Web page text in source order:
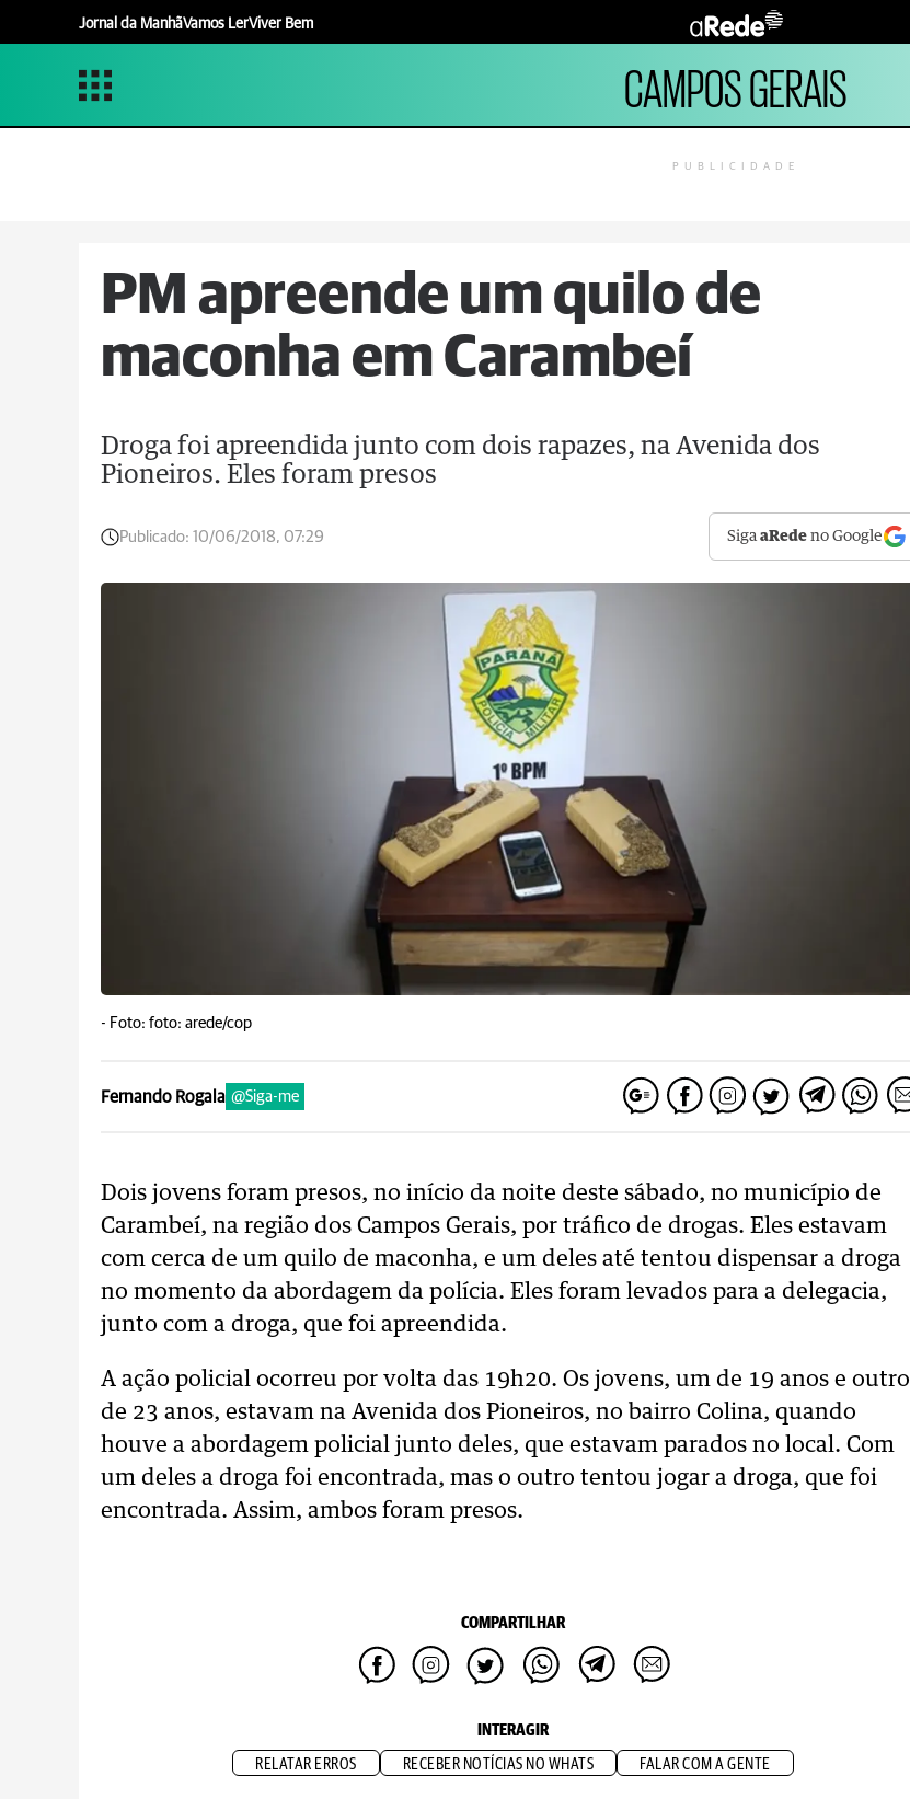
Jornal da ManhãVamos LerViver Bem
CAMPOS GERAIS
PUBLICIDADE
PM apreende um quilo de
maconha em Carambeí
Droga foi apreendida junto com dois rapazes, na Avenida dos
Pioneiros. Eles foram presos
Publicado: 10/06/2018, 07:29 SigaaRede no Google
- Foto: foto: arede/cop
Fernando Rogala @Siga-me
Dois jovens foram presos, no início da noite deste sábado, no município de
Carambeí, na região dos Campos Gerais, por tráfico de drogas. Eles estavam
com cerca de um quilo de maconha, e um deles até tentou dispensar a droga
no momento da abordagem da polícia. Eles foram levados para a delegacia,
junto com a droga, que foi apreendida.
A ação policial ocorreu por volta das 19h20. Os jovens, um de 19 anos e outro
de 23 anos, estavam na Avenida dos Pioneiros, no bairro Colina, quando
houve a abordagem policial junto deles, que estavam parados no local. Com
um deles a droga foi encontrada, mas o outro tentou jogar a droga, que foi
encontrada. Assim, ambos foram presos.
COMPARTILHAR
INTERAGIR
RELATAR ERROS RECEBER NOTÍCIAS NO WHATS FALAR COM A GENTE